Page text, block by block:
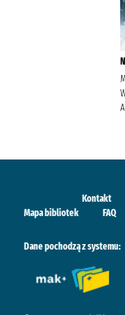
Kontakt
Mapa bibliotek
FAQ
Dane pochodzą z systemu: